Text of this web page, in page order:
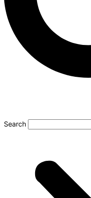
Search